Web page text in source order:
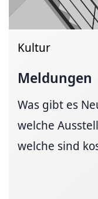
Kultur
Meldungen
Was gibt es
welche
welche sind